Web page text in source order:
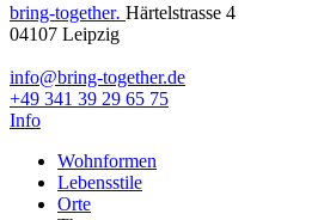
bring-together. Härtelstrasse 4
04107 Leipzig
info@bring-together.de
+49 341 39 29 65 75
Info
Wohnformen
Lebensstile
Orte